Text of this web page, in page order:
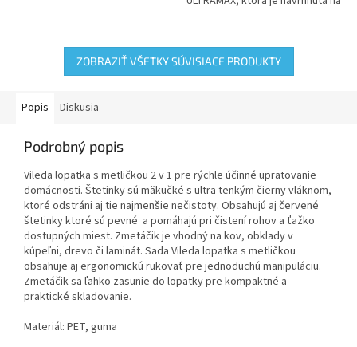
hlava...
ZOBRAZIŤ VŠETKY SÚVISIACE PRODUKTY
Popis Diskusia
Podrobný popis
Vileda lopatka s metličkou 2 v 1 pre rýchle účinné upratovanie
domácnosti. Štetinky sú mäkučké s ultra tenkým čierny vláknom,
ktoré odstráni aj tie najmenšie nečistoty. Obsahujú aj červené
štetinky ktoré sú pevné a pomáhajú pri čistení rohov a ťažko
dostupných miest. Zmetáčik je vhodný na kov, obklady v
kúpeľni, drevo či laminát. Sada Vileda lopatka s metličkou
obsahuje aj ergonomickú rukovať pre jednoduchú manipuláciu.
Zmetáčik sa ľahko zasunie do lopatky pre kompaktné a
praktické skladovanie.
Materiál: PET, guma